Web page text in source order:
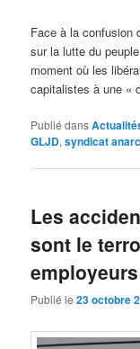
Face à la confusion
sur la lutte du
moment où les
capitalistes à une «
Publié dans
GLJD,syndicat
Les
sont le
employeurs
Publié le23 octobre